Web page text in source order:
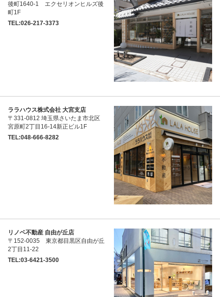
後町1640-1 エクセリオンヒルズ後
町1F
TEL:026-217-3373
ララハウス株式会社 大宮支店
〒331-0812 埼玉県さいたま市北区
宮原町2丁目16-14新正ビル1F
TEL:048-666-8282
リノベ不動産 自由が丘店
〒152-0035 東京都目黒区自由が丘
2丁目11-22
TEL:03-6421-3500